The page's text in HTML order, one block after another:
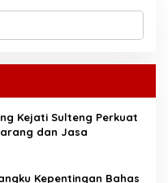
Kejati Sulteng Perkuat
dan Jasa
Kepentingan Bahas